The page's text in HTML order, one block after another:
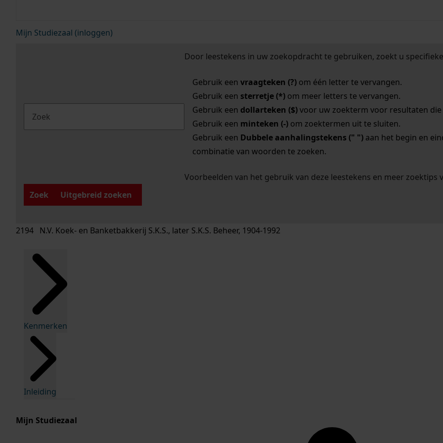
Mijn Studiezaal (inloggen)
Door leestekens in uw zoekopdracht te gebruiken, zoekt u
Gebruik een vraagteken (?)om één letter te vervangen.
Gebruik een sterretje (*)om meer letters te vervangen.
Gebruik een dollarteken ($)voor uw zoekterm voor resultaten die
Gebruik een minteken (-)om zoektermen uit te sluiten.
Gebruik een Dubbele aanhalingstekens (" ")aan het begin en
combinatie van woorden te zoeken.
Voorbeelden van het gebruik van deze leestekens en meer zoektips
Zoek
Uitgebreid zoeken
2194 N.V. Koek- en Banketbakkerij S.K.S., later S.K.S. Beheer, 1904-1992
Kenmerken
Inleiding
Mijn Studiezaal